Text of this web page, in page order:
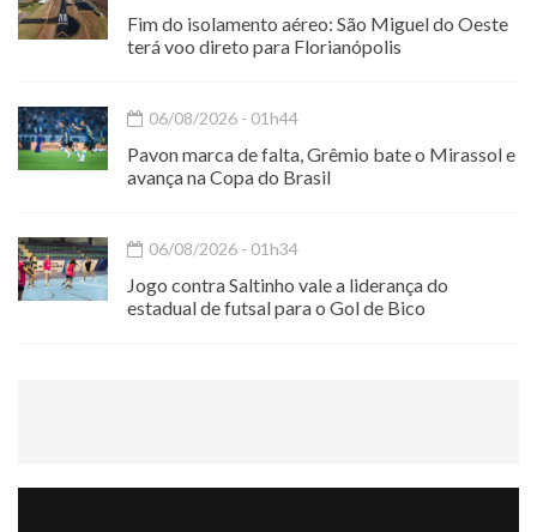
Fim do isolamento aéreo: São Miguel do Oeste
terá voo direto para Florianópolis
06/08/2026 - 01h44
Pavon marca de falta, Grêmio bate o Mirassol e
avança na Copa do Brasil
06/08/2026 - 01h34
Jogo contra Saltinho vale a liderança do
estadual de futsal para o Gol de Bico